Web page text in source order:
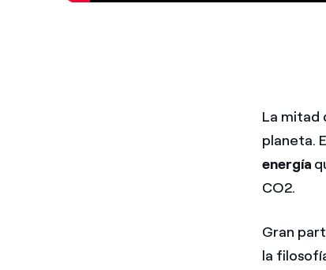
La mitad
planeta.
energía
CO2.
Gran
la